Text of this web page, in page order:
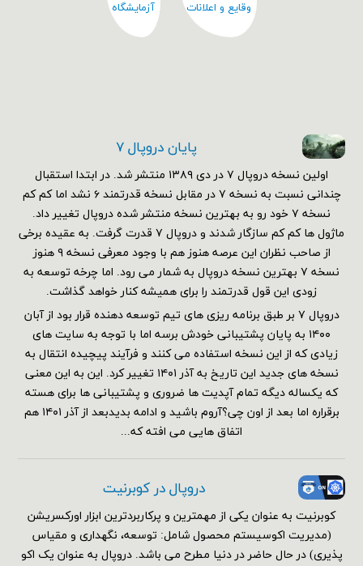
وقایع و اعلانات آزمایشگاه
پایان دروپال ۷
اولین نسخه دروپال ۷ در دی ۱۳۸۹ منتشر شد. در ابتدا استقبال
چندانی نسبت به نسخه ۷ در مقابل نسخه قدرتمند ۶ نشد اما کم کم
نسخه ۷ خود رو به بهترین نسخه منتشر شده دروپال تغییر داد.
ماژول ها کم کم سازگار شدند و دروپال ۷ قدرت گرفت. به عقیده برخی
از صاحب نظران این عرصه هنوز هم با وجود معرفی نسخه ۹ هنوز
نسخه ۷ بهترین نسخه دروپال به شمار می رود. اما چرخه توسعه به
زودی این قول قدرتمند را برای همیشه کنار خواهد گذاشت.
دروپال ۷ بر طبق برنامه ریزی های تیم توسعه دهنده قرار بود از آبان
۱۴۰۰ به پایان پشتیبانی خودش برسه اما با توجه به سایت های
زیادی که از این نسخه استفاده می کنند و فرآیند پیچیده انتقال به
نسخه های جدید این تاریخ به آذر ۱۴۰۱ تغییر کرد. این به این معنی
که یکساله دیگه تمام آپدیت ها ضروری و پشتیبانی ها برای هسته
برقراره اما بعد از اون چی؟آروم باشید و ادامه بدیدبعد از آذر ۱۴۰۱ هم
اتفاق هایی می افته که...
دروپال در کوبرنیت
کوبرنیت به عنوان یکی از مهمترین و پرکاربردترین ابزار اورکسریشن
(مدیریت اکوسیستم محصول شامل: توسعه، نگهداری و مقیاس
پذیری) در حال حاضر در دنیا مطرح می باشد. دروپال به عنوان یک اکو